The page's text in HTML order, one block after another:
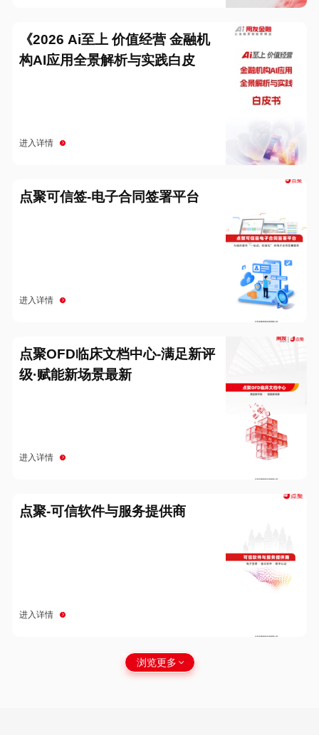
《2026 Ai至上 价值经营 金融机
构AI应用全景解析与实践白皮
进入详情
点聚可信签-电子合同签署平台
进入详情
点聚OFD临床文档中心-满足新评
级·赋能新场景最新
进入详情
点聚-可信软件与服务提供商
进入详情
浏览更多